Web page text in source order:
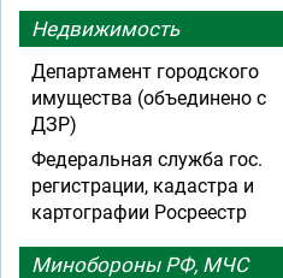
Недвижимость
Департамент городского
имущества (объединено с
ДЗР)
Федеральная служба гос.
регистрации, кадастра и
картографии Росреестр
Минобороны РФ, МЧС